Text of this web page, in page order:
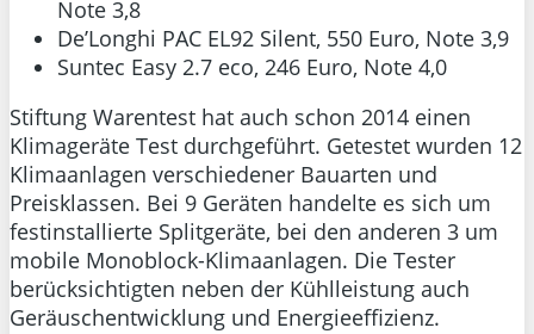
Note 3,8
De’Longhi PAC EL92 Silent, 550 Euro, Note 3,9
Suntec Easy 2.7 eco, 246 Euro, Note 4,0
Stiftung Warentest hat auch schon 2014 einen
Klimageräte Test durchgeführt. Getestet wurden 12
Klimaanlagen verschiedener Bauarten und
Preisklassen. Bei 9 Geräten handelte es sich um
festinstallierte Splitgeräte, bei den anderen 3 um
mobile Monoblock-Klimaanlagen. Die Tester
berücksichtigten neben der Kühlleistung auch
Geräuschentwicklung und Energieeffizienz.